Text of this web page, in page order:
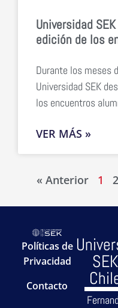
Universidad
edición de los
Durante los meses
Universidad SEK
los encuentros
VER MÁS »
« Anterior 1 2
Políticas de
Privacidad
Contacto
SEK